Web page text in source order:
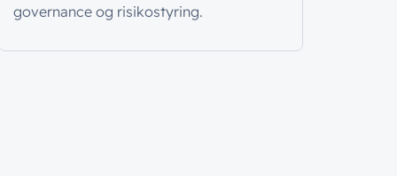
governance og risikostyring.